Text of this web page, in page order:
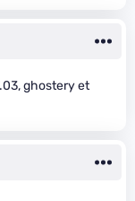
ghostery et